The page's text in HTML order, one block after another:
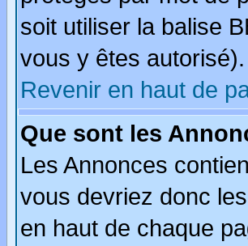
soit utiliser la balise
vous y êtes autorisé).
Revenir en haut de
Que sont les
Les Annonces
vous devriez donc
en haut de chaque